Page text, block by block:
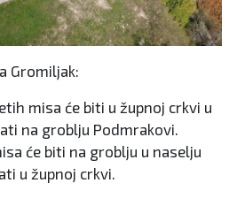
Gromiljak:
misa će biti u župnoj crkvi u
na groblju Podmrakovi.
će biti na groblju u naselju
u župnoj crkvi.